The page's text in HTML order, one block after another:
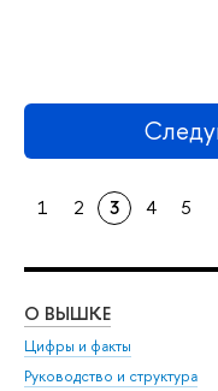
1 2 3 4 5
О ВЫШКЕ
Цифры и факты
Руководство и структура